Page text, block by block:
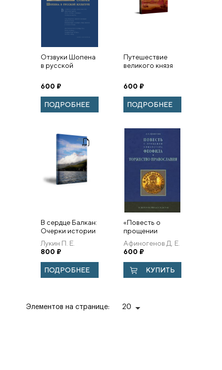
Отзвуки Шопена
в русской
600 ₽
ПОДРОБНЕЕ
Путешествие
великого князя
Николаевича по
Италии в 1852
году
600 ₽
ПОДРОБНЕЕ
В сердце Балкан:
Очерки истории
Македонии (с
древнейшего
времени до
начала XXI века).
Учебное
Лукин П. Е.
800 ₽
ПОДРОБНЕЕ
«Повесть о
прощении
императора
Феофила» и
Торжество
Православия
Афиногенов Д. Е.
600 ₽
КУПИТЬ
Элементов на странице: 20